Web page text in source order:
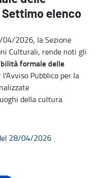
elenco
2026, la Sezione
Culturali, rende noti gli
formale delle
l'Avviso Pubblico per la
della cultura
28/04/2026